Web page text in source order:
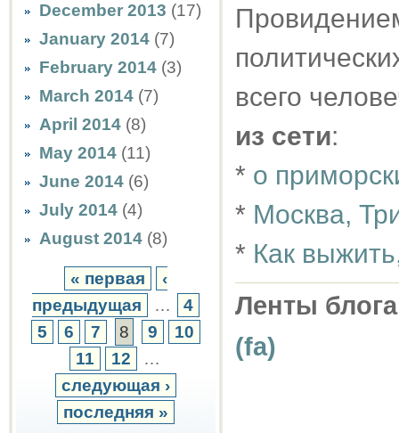
December 2013 (17)
January 2014 (7)
February 2014 (3)
March 2014 (7)
April 2014 (8)
May 2014 (11)
June 2014 (6)
July 2014 (4)
August 2014 (8)
« первая
‹
предыдущая
…
4
5
6 7 8 9
10
11
12
…
следующая ›
последняя »
всего
из сети:
* о
* Москва,
* Как
Ленты
(fa)